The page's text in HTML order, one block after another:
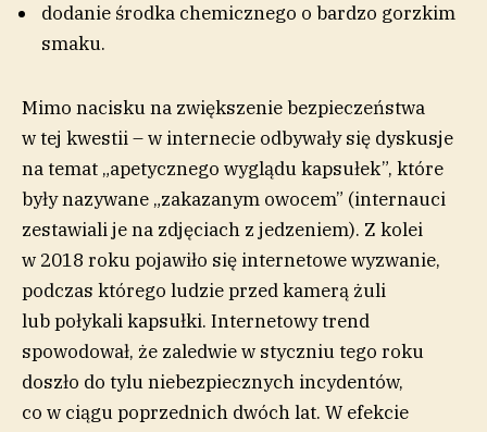
dodanie środka chemicznego o bardzo gorzkim
smaku.
Mimo nacisku na zwiększenie bezpieczeństwa
w tej kwestii – w internecie odbywały się dyskusje
na temat „apetycznego wyglądu kapsułek”, które
były nazywane „zakazanym owocem” (internauci
zestawiali je na zdjęciach z jedzeniem). Z kolei
w 2018 roku pojawiło się internetowe wyzwanie,
podczas którego ludzie przed kamerą żuli
lub połykali kapsułki. Internetowy trend
spowodował, że zaledwie w styczniu tego roku
doszło do tylu niebezpiecznych incydentów,
co w ciągu poprzednich dwóch lat. W efekcie